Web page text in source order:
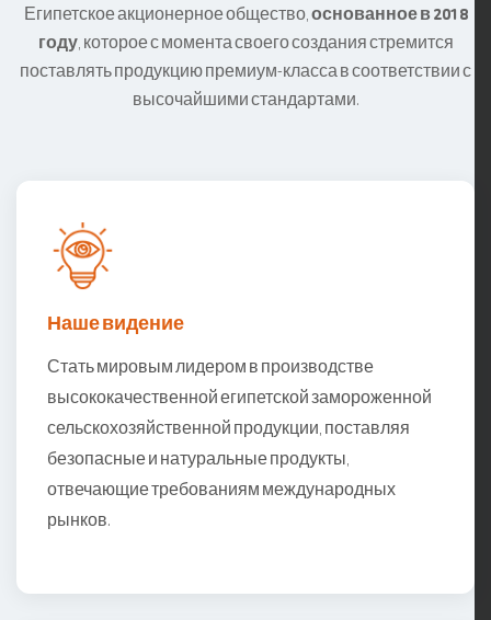
Египетское акционерное общество,основанное в 2018
году, которое с момента своего создания стремится
поставлять продукцию премиум-класса в соответствии с
высочайшими стандартами.
Наше видение
Стать мировым лидером в производстве
высококачественной египетской замороженной
сельскохозяйственной продукции, поставляя
безопасные и натуральные продукты,
отвечающие требованиям международных
рынков.